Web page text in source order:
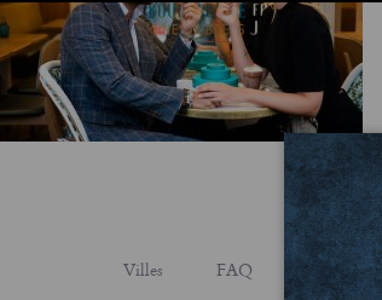
Villes FAQ Le concept